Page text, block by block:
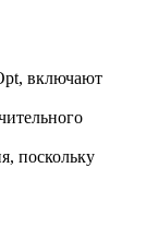
включают
поскольку